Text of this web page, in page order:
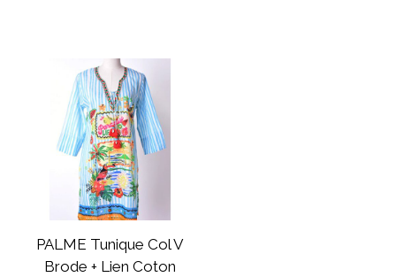
PALME Tunique Col V
Brode + Lien Coton